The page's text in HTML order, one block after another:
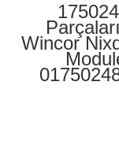
Wincor